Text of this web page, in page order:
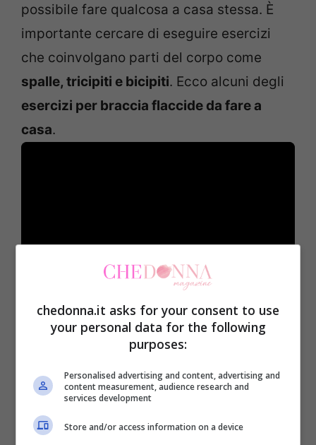
possibile fare qualcosa a casa stessa. È
importante cercare di eseguire esercizi
che coinvolgano parti del corpo come
spalle, tricipiti e bicipiti. Ecco alcuni degli
esercizi per braccia flaccide da fare a
casa.
Flessioni al muro: metti le mani al
muro all’altezza delle tue spalle. In
piedi, piega i gomiti avvicinandoti
con il petto al muro e tornando,
quindi, indietro.
chedonna.it asks for your consent to use
your personal data for the following
purposes:
Personalised advertising and content, advertising and
content measurement, audience research and
services development
Store and/or access information on a device